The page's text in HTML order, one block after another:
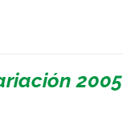
2005